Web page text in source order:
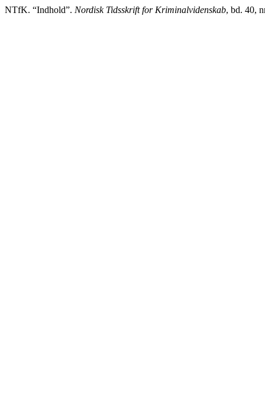
NTfK. “Indhold”. Nordisk Tidsskrift for Kriminalvidenskab, bd. 40,